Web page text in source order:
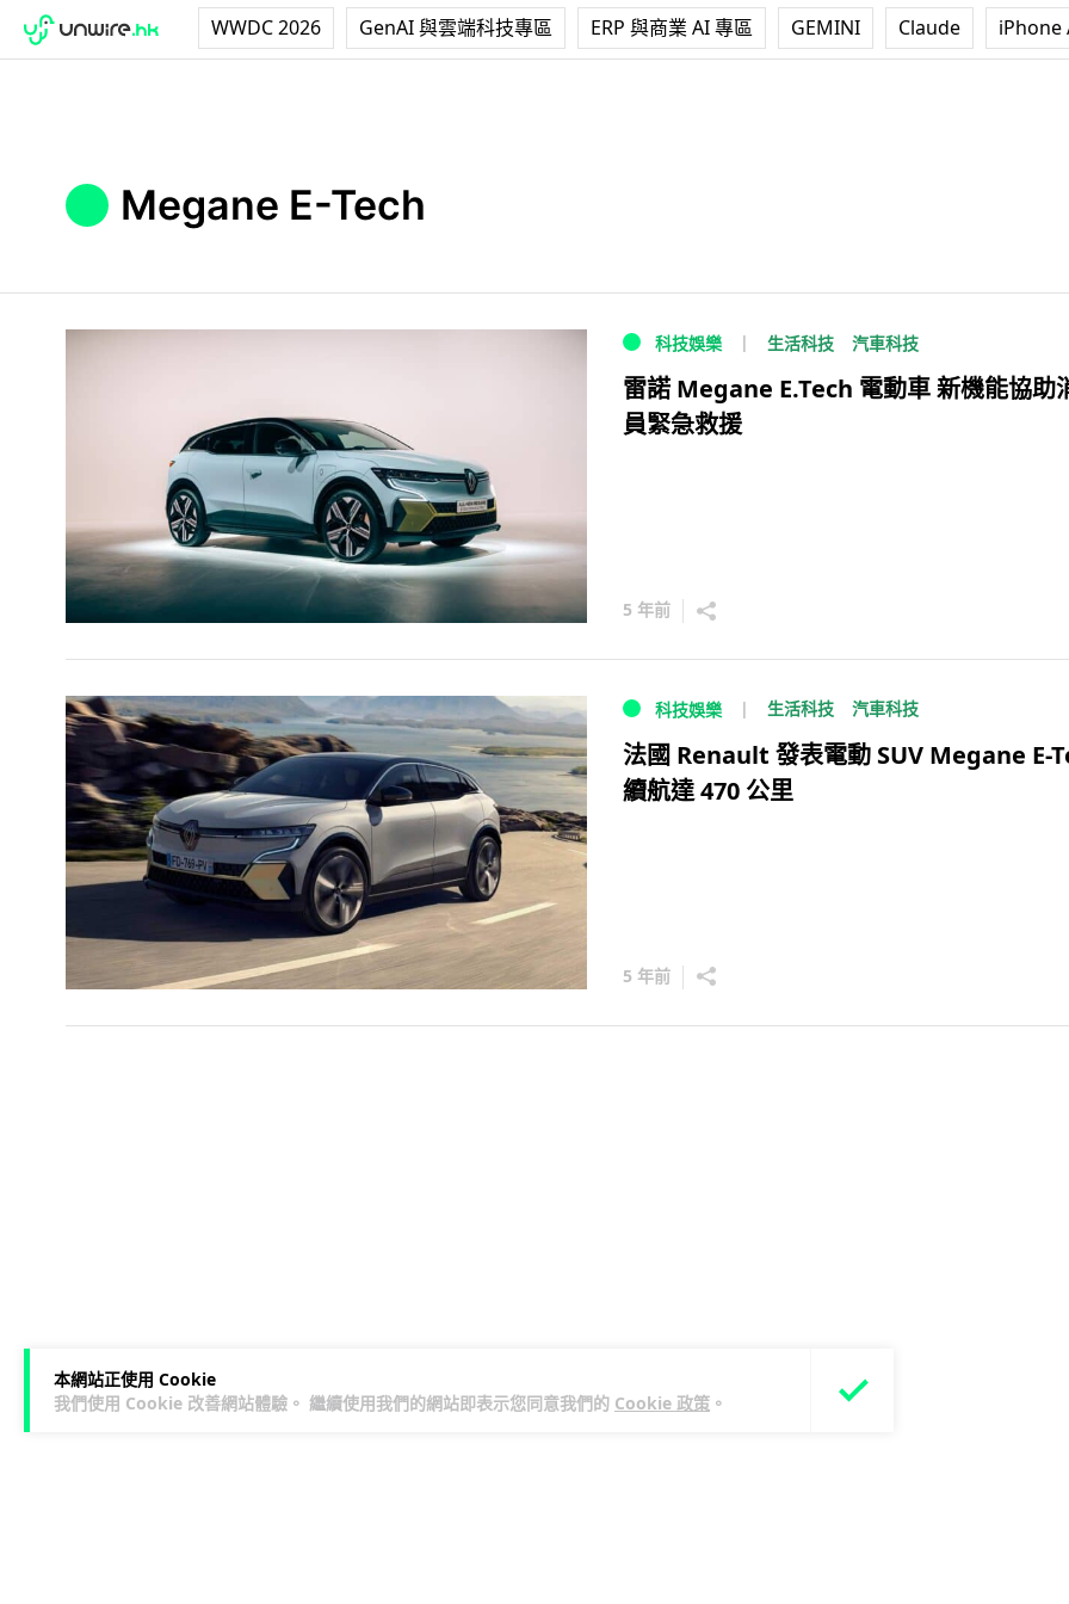
WWDC 2026 GenAI 與雲端科技專區 ERP 與商業 AI 專區 GEMINI Claude iPhone
本網站正使用 Cookie
我們使用 Cookie 改善網站體驗。 繼續使用我們的網站即表示您同意我們的 Cookie 政策 。
Megane E-Tech
科技娛樂 生活科技 汽車科技
雷諾 Megane E.Tech 電動車 新機能協助
員緊急救援
5 年前
科技娛樂 生活科技 汽車科技
法國 Renault 發表電動 SUV Megane E-
續航達 470 公里
5 年前